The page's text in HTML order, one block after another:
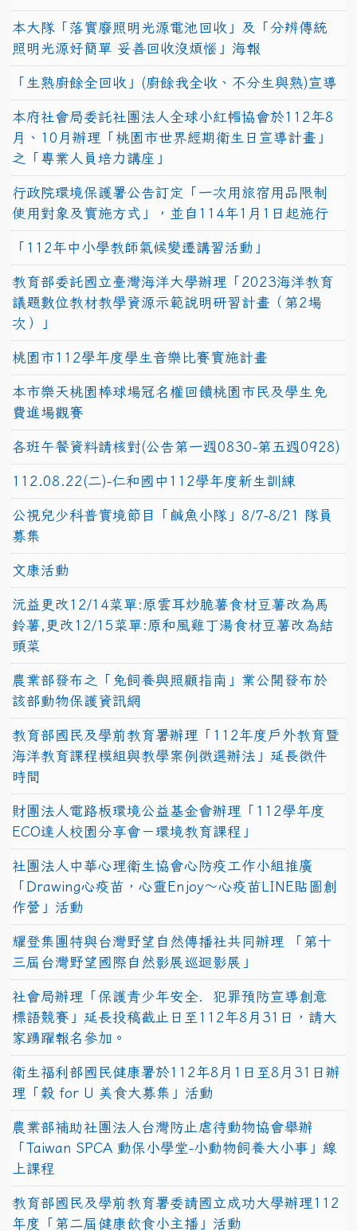
本大隊「落實廢照明光源電池回收」及「分辨傳統
照明光源好簡單 妥善回收沒煩惱」海報
「生熟廚餘全回收」(廚餘我全收、不分生與熟)宣導
本府社會局委託社團法人全球小紅帽協會於112年8
月、10月辦理「桃園市世界經期衛生日宣導計畫」
之「專業人員培力講座」
行政院環境保護署公告訂定「一次用旅宿用品限制
使用對象及實施方式」，並自114年1月1日起施行
「112年中小學教師氣候變遷講習活動」
教育部委託國立臺灣海洋大學辦理「2023海洋教育
議題數位教材教學資源示範說明研習計畫（第2場
次）」
桃園市112學年度學生音樂比賽實施計畫
本市樂天桃園棒球場冠名權回饋桃園市民及學生免
費進場觀賽
各班午餐資料請核對(公告第一週0830-第五週0928)
112.08.22(二)-仁和國中112學年度新生訓練
公視兒少科普實境節目「鹹魚小隊」8/7-8/21 隊員
募集
文康活動
沅益更改12/14菜單:原雲耳炒脆薯食材豆薯改為馬
鈴薯,更改12/15菜單:原和風雞丁湯食材豆薯改為結
頭菜
農業部發布之「兔飼養與照顧指南」業公開發布於
該部動物保護資訊網
教育部國民及學前教育署辦理「112年度戶外教育暨
海洋教育課程模組與教學案例徵選辦法」延長徵件
時間
財團法人電路板環境公益基金會辦理「112學年度
ECO達人校園分享會－環境教育課程」
社團法人中華心理衛生協會心防疫工作小組推廣
「Drawing心疫苗，心靈Enjoy〜心疫苗LINE貼圖創
作營」活動
耀登集團特與台灣野望自然傳播社共同辦理 「第十
三屆台灣野望國際自然影展巡迴影展」
社會局辦理「保護青少年安全．犯罪預防宣導創意
標語競賽」延長投稿截止日至112年8月31日，請大
家踴躍報名參加。
衛生福利部國民健康署於112年8月1日至8月31日辦
理「穀 for U 美食大募集」活動
農業部補助社團法人台灣防止虐待動物協會舉辦
「Taiwan SPCA 動保小學堂-小動物飼養大小事」線
上課程
教育部國民及學前教育署委請國立成功大學辦理112
年度「第二屆健康飲食小主播」活動